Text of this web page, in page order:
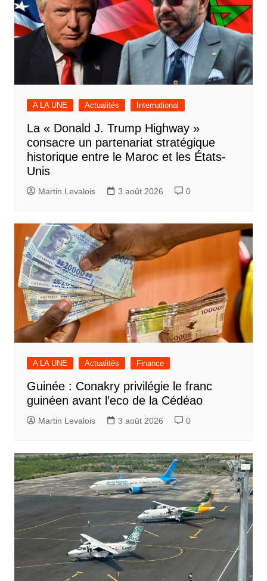
A LA UNE Actualités International
La « Donald J. Trump Highway »
consacre un partenariat stratégique
historique entre le Maroc et les États-
Unis
Martin Levalois 3 août 2026 0
A LA UNE Actualités Finance
Guinée : Conakry privilégie le franc
guinéen avant l’eco de la Cédéao
Martin Levalois 3 août 2026 0